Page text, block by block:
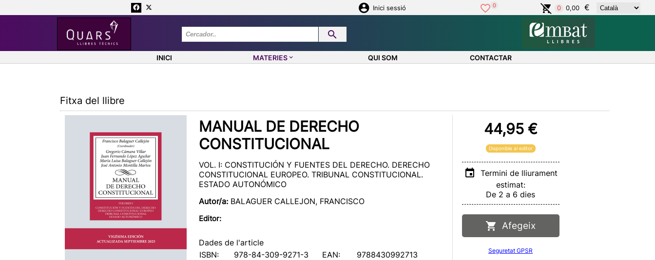
Inici sessió 0 0 0,00 €
INICI MATERIESkeyboard_arrow_down QUI SOM CONTACTAR
Fitxa del llibre
MANUAL DE DERECHO
CONSTITUCIONAL
VOL. I: CONSTITUCIÓN Y FUENTES DEL DERECHO. DERECHO
CONSTITUCIONAL EUROPEO. TRIBUNAL CONSTITUCIONAL.
ESTADO AUTONÓMICO
Autor/a: BALAGUER CALLEJON, FRANCISCO
Editor:
44,95 €
Disponible al editor
Termini de lliurament
estimat:
De 2 a 6 dies
Afegeix
Seguretat GPSR
Dades de l'article
ISBN:
978-84-309-9271-3 EAN:
9788430992713